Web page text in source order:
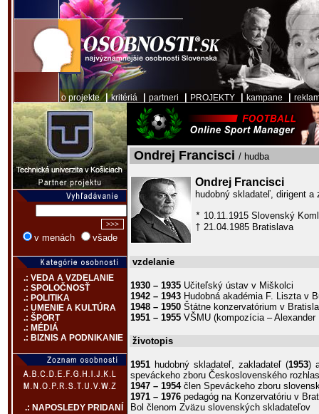
o projekte|kritériá partneri PROJEKTY kampane
v menách všade
.: VEDA A VZDELANIE
.: SPOLOČNOSŤ
.: POLITIKA
.: UMENIE A KULTÚRA
.: ŠPORT
.: MÉDIÁ
.: BIZNIS A PODNIKANIE
.: NAPOSLEDY PRIDANÍ
Ondrej Francisci / hudba
Ondrej Francisci
hudobný skladateľ, dirigent a
* 10.11.1915 Slovenský
† 21.04.1985 Bratislava
vzdelanie
1930 – 1935 Učiteľský ústav v Miškolci
1942 – 1943 Hudobná akadémia F. Liszta v
1948 – 1950 Štátne konzervatórium v
1951 – 1955 VŠMU (kompozícia – Alexander
životopis
1951 hudobný skladateľ, zakladateľ (1953)
speváckeho zboru Československého
1947 – 1954člen Speváckeho zboru
1971 – 1976 pedagóg na Konzervatóriu v
Bol členom Zväzu slovenských skladateľov